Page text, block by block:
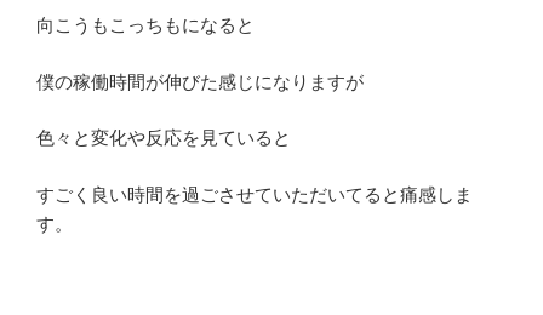
向こうもこっちもになると
僕の稼働時間が伸びた感じになりますが
色々と変化や反応を見ていると
すごく良い時間を過ごさせていただいてると痛感しま
す。